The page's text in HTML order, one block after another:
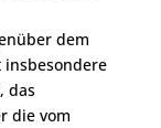
dem
das
die vom